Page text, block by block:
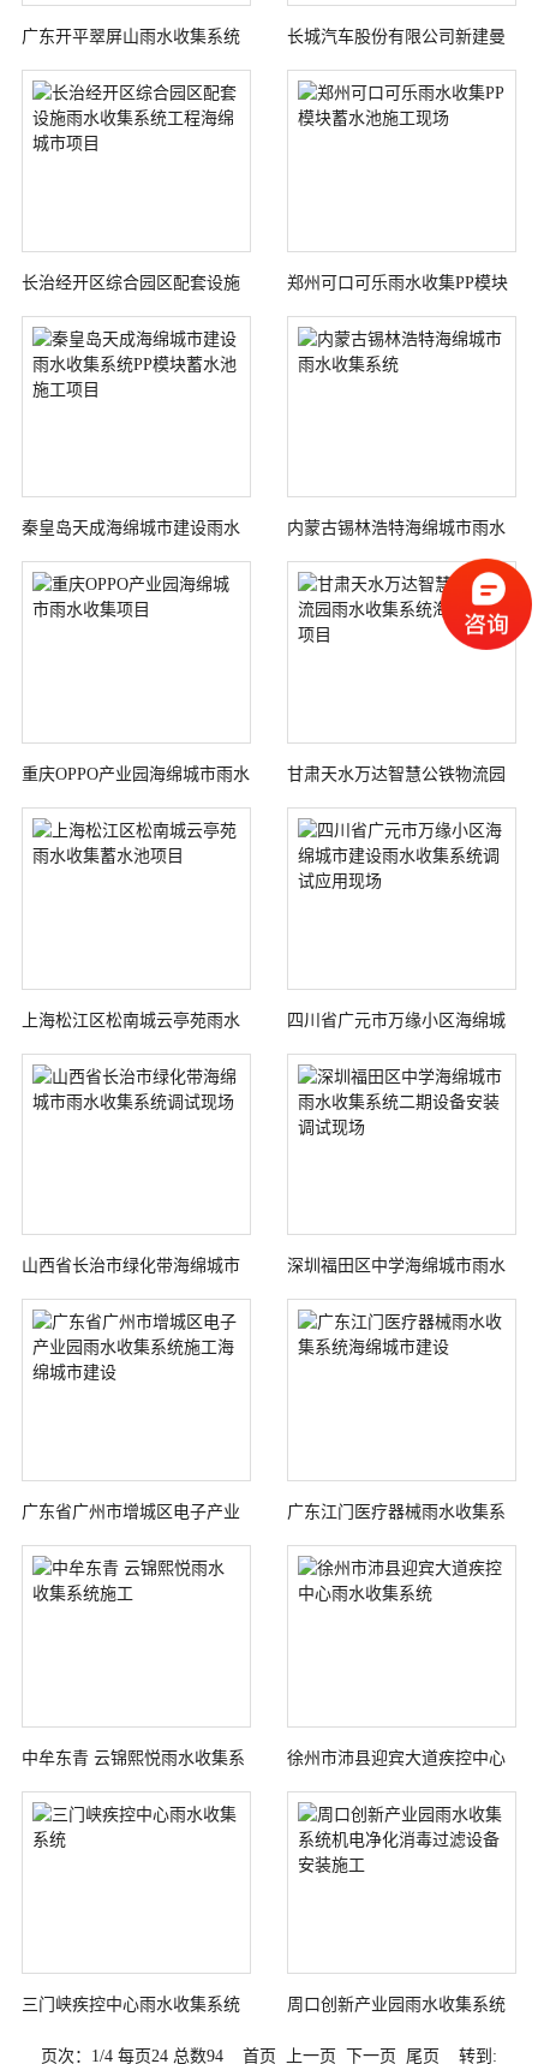
广东开平翠屏山雨水收集系统
海绵城市建设
长城汽车股份有限公司新建曼
德光电工厂项目雨水收集系统
海绵城市项目
长治经开区综合园区配套设施
雨水收集系统工程海绵城市项
目
郑州可口可乐雨水收集PP模块
蓄水池施工现场
秦皇岛天成海绵城市建设雨水
收集系统PP模块蓄水池施工项
目
内蒙古锡林浩特海绵城市雨水
收集系统
重庆OPPO产业园海绵城市雨水
收集项目
甘肃天水万达智慧公铁物流园
雨水收集系统海绵城市项目
上海松江区松南城云亭苑雨水
收集蓄水池项目
四川省广元市万缘小区海绵城
市建设雨水收集系统调试应用
现场
山西省长治市绿化带海绵城市
雨水收集系统调试现场
深圳福田区中学海绵城市雨水
收集系统二期设备安装调试现
场
广东省广州市增城区电子产业
园雨水收集系统施工海绵城市
建设
广东江门医疗器械雨水收集系
统海绵城市建设
中牟东青 云锦熙悦雨水收集系
统施工
徐州市沛县迎宾大道疾控中心
雨水收集系统
三门峡疾控中心雨水收集系统
周口创新产业园雨水收集系统
页次：1/4 每页24 总数94 首页 上一页 下一页 尾页 转到: